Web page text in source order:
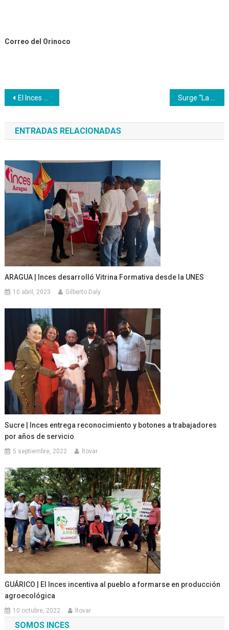
Correo del Orinoco
Navegación
de
entradas
El Inces busca ser pionero en producción y transformación de semillas de hortalizas
ENTRADAS RELACIONADAS
ARAGUA | Inces desarrolló Vitrina Formativa desde la UNES
10 abril, 2023 Gilberto Daly
Sucre | Inces entrega reconocimiento y botones a trabajadores
por años de servicio
5 septiembre, 2022 ltovar
GUÁRICO | El Inces incentiva al pueblo a formarse en producción
agroecológica
10 octubre, 2022 ltovar
SOMOS INCES